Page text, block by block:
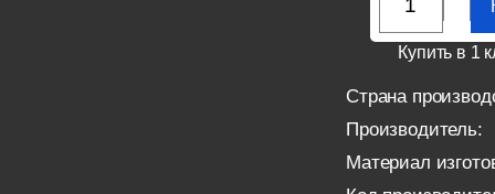
Купить в 1
Страна
Производитель:
Материал